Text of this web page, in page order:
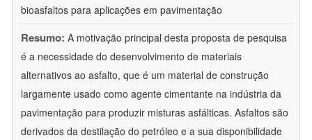
bioasfaltos para aplicações em pavimentação
Resumo: A motivação principal desta proposta de pesquisa
é a necessidade do desenvolvimento de materiais
alternativos ao asfalto, que é um material de construção
largamente usado como agente cimentante na indústria da
pavimentação para produzir misturas asfálticas. Asfaltos são
derivados da destilação do petróleo e a sua disponibilidade